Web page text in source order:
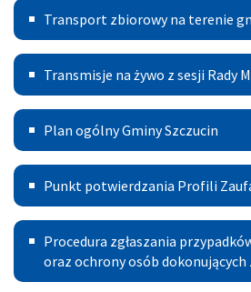
Transport
Publiczny
Transport zbiorowy na terenie
Transmisje
na
żywo
z
sesji
Rady
Miejskiej
Transmisje na żywo z sesji Rady
Plan
ogólny
Gminy
Szczucin
Plan ogólny Gminy Szczucin
Punkt
potwierdzania
Profili
Zaufanych
Punkt potwierdzania Profili
Procedura
zgłoszeń
Procedura zgłaszania
oraz ochrony osób dokonujących